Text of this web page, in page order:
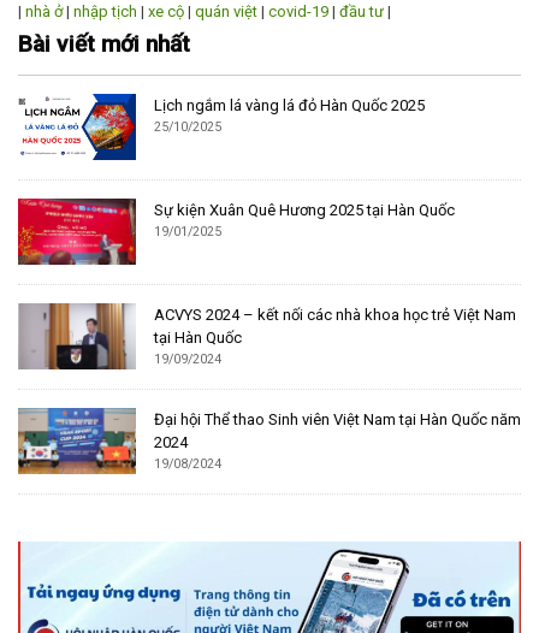
| nhà ở| nhập tịch | xe cộ | quán việt | covid-19 | đầu tư |
Bài viết mới nhất
Lịch ngắm lá vàng lá đỏ Hàn Quốc 2025
25/10/2025
Sự kiện Xuân Quê Hương 2025 tại Hàn Quốc
19/01/2025
ACVYS 2024 – kết nối các nhà khoa học trẻ Việt Nam
tại Hàn Quốc
19/09/2024
Đại hội Thể thao Sinh viên Việt Nam tại Hàn Quốc năm
2024
19/08/2024